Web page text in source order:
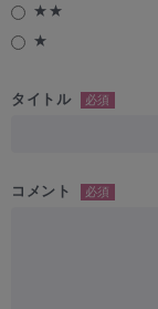
★★
★
タイトル 必須
コメント 必須